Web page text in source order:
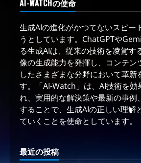
AI-WATCHの使命
生成AIの進化がかつてないスピー
うとしています。ChatGPTや
る生成AIは、従来の技術を凌駕す
像の生成能力を発揮し、コンテン
したさまざまな分野において革新
す。「AI-Watch」は、AI技術を効
れ、実用的な解決策や最新の事例
することで、生成AIの正しい理解
ていくことを使命としています。
最近の投稿